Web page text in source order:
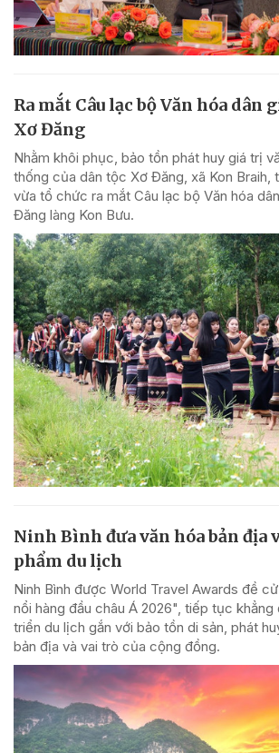
Ra mắt Câu lạc bộ Văn hóa dân
Xơ Đăng
Nhằm khôi phục, bảo tồn phát huy giá trị
thống của dân tộc Xơ Đăng, xã Kon Braih,
vừa tổ chức ra mắt Câu lạc bộ Văn hóa
Đăng làng Kon Bưu.
Ninh Bình đưa văn hóa bản địa
phẩm du lịch
Ninh Bình được World Travel Awards đề
nổi hàng đầu châu Á 2026", tiếp tục khẳng
triển du lịch gắn với bảo tồn di sản, phát
bản địa và vai trò của cộng đồng.